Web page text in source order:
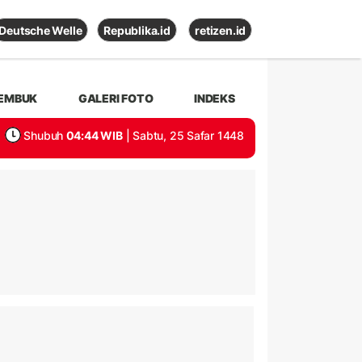
Deutsche Welle Republika.id retizen.id
GALERI FOTO INDEKS
Shubuh 04:44 WIB | Sabtu, 25 Safar 1448